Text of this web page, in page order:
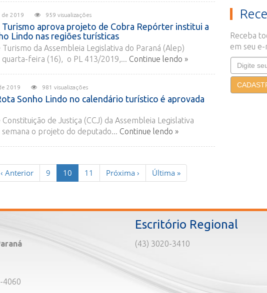
de 2019 959 visualizações
Turismo aprova projeto de Cobra Repórter institui a
Lindo nas regiões turísticas
Turismo da Assembleia Legislativa do Paraná (Alep)
quarta-feira (16), o PL 413/2019,... Continue lendo »
de 2019 981 visualizações
Sonho Lindo no calendário turístico é aprovada
Constituição de Justiça (CCJ) da Assembleia Legislativa
o projeto do deputado... Continue lendo »
‹ Anterior 9 10(current)
11 Próxima › Última »
Receba
em seu e-
4060
Escritório Regional
(43) 3020-3410